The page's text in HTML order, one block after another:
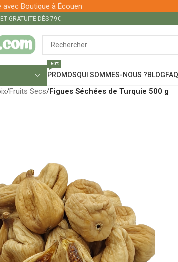
Boutique à Écouen
GRATUITE DÈS 79€
PROMOS
-50%
QUI SOMMES-NOUS ?BLOGFAQ
/Fruits Secs/Figues Séchées de Turquie 500 g